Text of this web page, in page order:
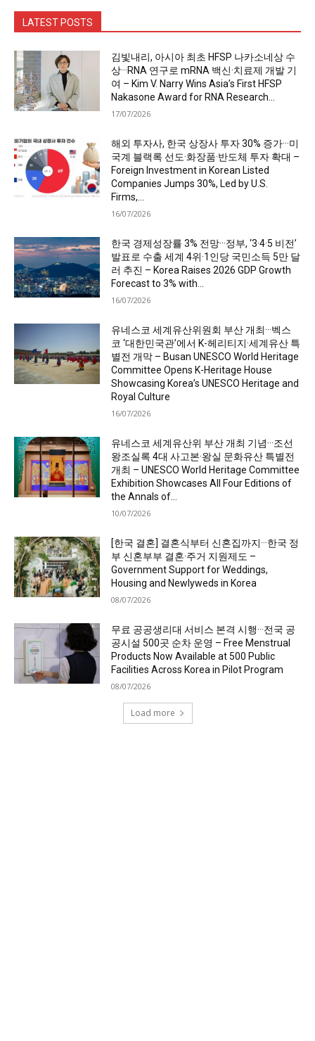
LATEST POSTS
김빛내리, 아시아 최초 HFSP 나카소네상 수
상···RNA 연구로 mRNA 백신·치료제 개발 기
여 – Kim V. Narry Wins Asia’s First HFSP
Nakasone Award for RNA Research...
17/07/2026
해외 투자사, 한국 상장사 투자 30% 증가···미
국계 블랙록 선도·화장품·반도체 투자 확대 –
Foreign Investment in Korean Listed
Companies Jumps 30%, Led by U.S.
Firms,...
16/07/2026
한국 경제성장률 3% 전망···정부, ‘3·4·5 비전’
발표로 수출 세계 4위·1인당 국민소득 5만 달
러 추진 – Korea Raises 2026 GDP Growth
Forecast to 3% with...
16/07/2026
유네스코 세계유산위원회 부산 개최···벡스
코 ‘대한민국관’에서 K-헤리티지·세계유산 특
별전 개막 – Busan UNESCO World Heritage
Committee Opens K-Heritage House
Showcasing Korea’s UNESCO Heritage and
Royal Culture
16/07/2026
유네스코 세계유산위 부산 개최 기념···조선
왕조실록 4대 사고본·왕실 문화유산 특별전
개최 – UNESCO World Heritage Committee
Exhibition Showcases All Four Editions of
the Annals of...
10/07/2026
[한국 결혼] 결혼식부터 신혼집까지···한국 정
부 신혼부부 결혼·주거 지원제도 –
Government Support for Weddings,
Housing and Newlyweds in Korea
08/07/2026
무료 공공생리대 서비스 본격 시행···전국 공
공시설 500곳 순차 운영 – Free Menstrual
Products Now Available at 500 Public
Facilities Across Korea in Pilot Program
08/07/2026
Load more